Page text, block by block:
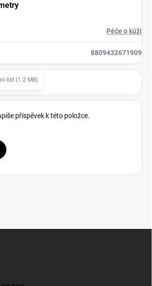
Péče o kůži
8809432671909
list (1.2 MB)
příspěvek k této položce.